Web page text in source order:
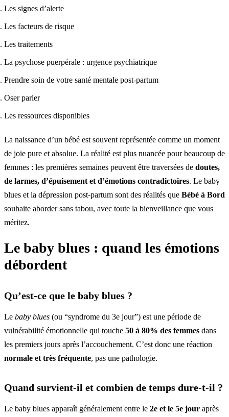
Les signes d’alerte
Les facteurs de risque
Les traitements
La psychose puerpérale : urgence psychiatrique
Prendre soin de votre santé mentale post-partum
Oser parler
Les ressources disponibles
La naissance d’un bébé est souvent représentée comme un moment
de joie pure et absolue. La réalité est plus nuancée pour beaucoup de
femmes : les premières semaines peuvent être traversées de doutes,
de larmes, d’épuisement et d’émotions contradictoires. Le baby
blues et la dépression post-partum sont des réalités que Bébé à Bord
souhaite aborder sans tabou, avec toute la bienveillance que vous
méritez.
Le baby blues : quand les émotions
débordent
Qu’est-ce que le baby blues ?
Le baby blues (ou “syndrome du 3e jour”) est une période de
vulnérabilité émotionnelle qui touche 50 à 80% des femmes dans
les premiers jours après l’accouchement. C’est donc une réaction
normale et très fréquente, pas une pathologie.
Quand survient-il et combien de temps dure-t-il ?
Le baby blues apparaît généralement entre le 2e et le 5e jour après